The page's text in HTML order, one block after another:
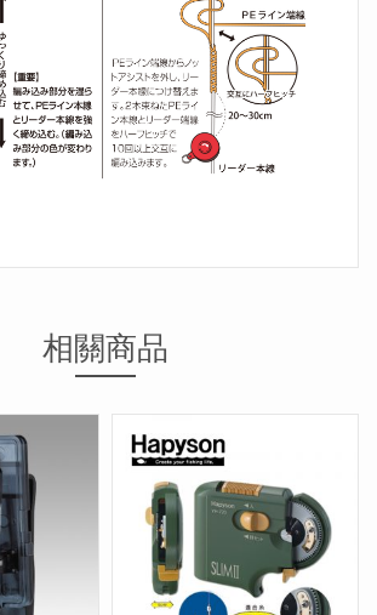
相關商品